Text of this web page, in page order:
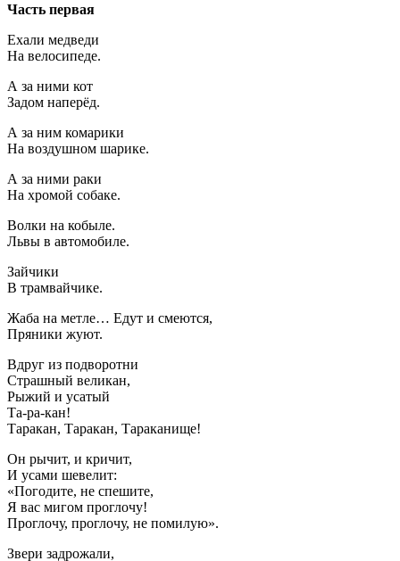
Часть первая
Ехали медведи
На велосипеде.
А за ними кот
Задом наперёд.
А за ним комарики
На воздушном шарике.
А за ними раки
На хромой собаке.
Волки на кобыле.
Львы в автомобиле.
Зайчики
В трамвайчике.
Жаба на метле… Едут и смеются,
Пряники жуют.
Вдруг из подворотни
Страшный великан,
Рыжий и усатый
Та-ра-кан!
Таракан, Таракан, Тараканище!
Он рычит, и кричит,
И усами шевелит:
«Погодите, не спешите,
Я вас мигом проглочу!
Проглочу, проглочу, не помилую».
Звери задрожали,